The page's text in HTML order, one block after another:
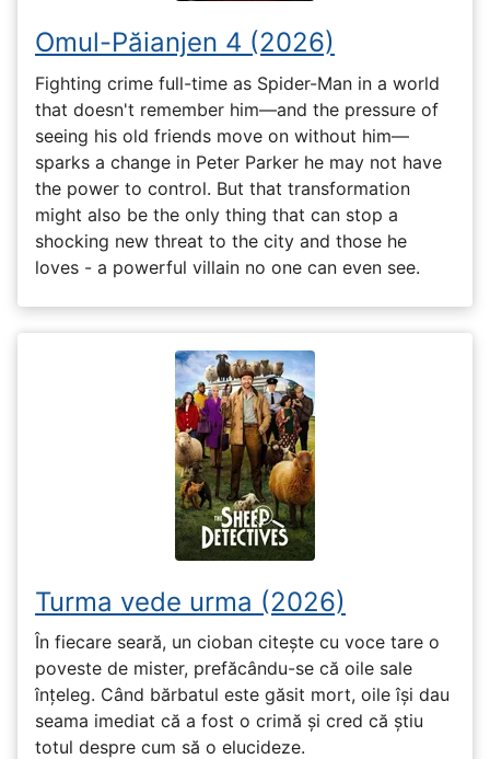
Omul-Păianjen 4 (2026)
Fighting crime full-time as Spider-Man in a world
that doesn't remember him—and the pressure of
seeing his old friends move on without him—
sparks a change in Peter Parker he may not have
the power to control. But that transformation
might also be the only thing that can stop a
shocking new threat to the city and those he
loves - a powerful villain no one can even see.
Turma vede urma (2026)
În fiecare seară, un cioban citește cu voce tare o
poveste de mister, prefăcându-se că oile sale
înțeleg. Când bărbatul este găsit mort, oile își dau
seama imediat că a fost o crimă și cred că știu
totul despre cum să o elucideze.